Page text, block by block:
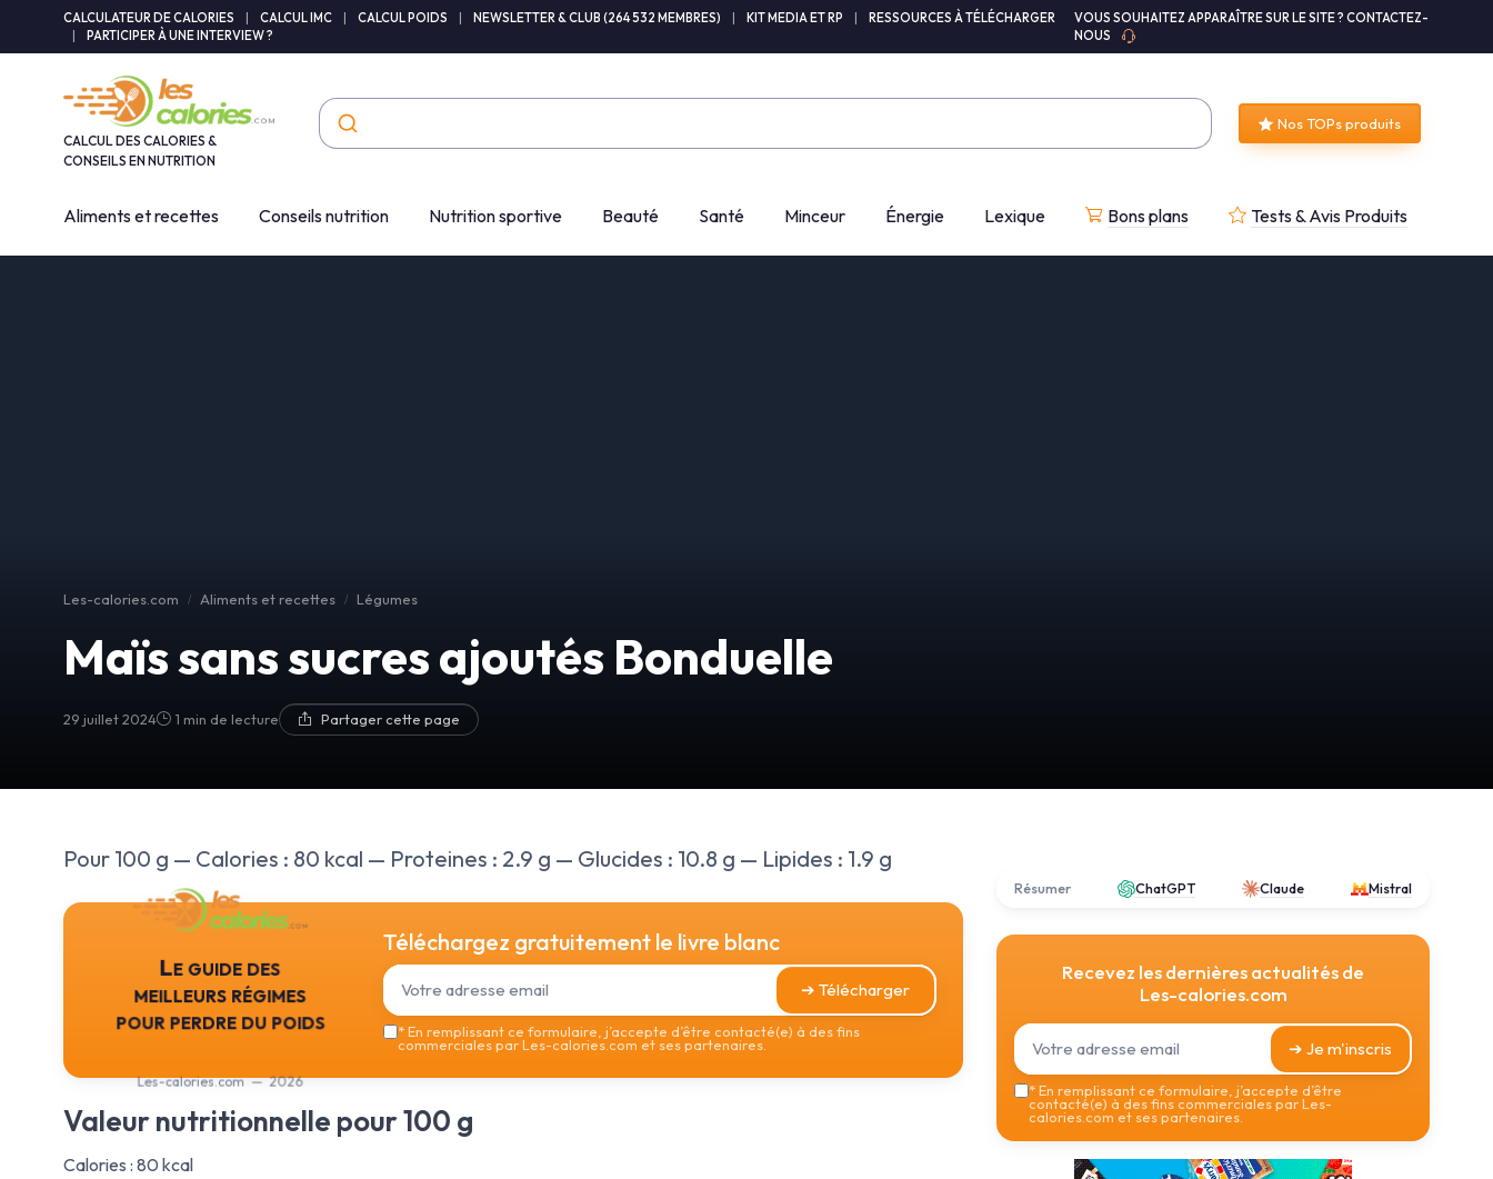
CALCULATEUR DE CALORIES CALCUL IMC CALCUL POIDS NEWSLETTER & CLUB (264 532 MEMBRES) KIT MEDIA ET RP
RESSOURCES À TÉLÉCHARGER
PARTICIPER À UNE INTERVIEW ?
VOUS SOUHAITEZ APPARAÎTRE SUR LE SITE ? CONTACTEZ-
NOUS
CALCUL DES CALORIES &
CONSEILS EN NUTRITION
Nos TOPs produits
Aliments et recettes Conseils nutrition Nutrition sportive Beauté Santé Minceur Énergie Lexique Bons plans Tests & Avis Produits
Les-calories.com Aliments et recettes Légumes
Maïs sans sucres ajoutés Bonduelle
29 juillet 2024 1 min de lecture Partager cette page
Pour 100 g — Calories : 80 kcal — Proteines : 2.9 g — Glucides : 10.8 g — Lipides : 1.9 g
Le guide des
meilleurs régimes
pour perdre du poids
Les-calories.com — 2026
Téléchargez gratuitement le livre blanc
➔ Télécharger
*En remplissant ce formulaire, j’accepte d’être contacté(e) à des fins
commerciales par Les-calories.com et ses partenaires.
Valeur nutritionnelle pour 100 g
Calories : 80 kcal
Résumer ChatGPT Claude Mistral
Recevez les dernières actualités de
Les-calories.com
➔ Je m'inscris
*En remplissant ce formulaire, j’accepte d’être
contacté(e) à des fins commerciales par Les-
calories.com et ses partenaires.
Panneau de gestion des cookies